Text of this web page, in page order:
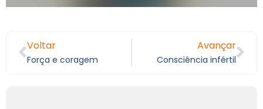
Voltar
Força e coragem
Avançar
Consciência infértil